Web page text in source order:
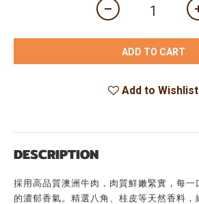
ADD TO CART
Add to Wishlist
DESCRIPTION
採用高品質澳洲牛肉，肉質鮮嫩緊實，每一
的濃郁香氣。精選八角、桂皮等天然香料，